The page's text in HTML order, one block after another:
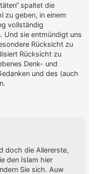
spaltet die
zu geben, in einem
vollständig
Und sie entmündigt uns
Rücksicht zu
Rücksicht zu
Denk- und
und des (auch
doch die Allererste,
den Islam hier
Sie sich. Auw